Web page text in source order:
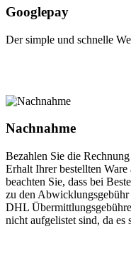
Googlepay
Der simple und schnelle
Nachnahme
Bezahlen Sie die
Erhalt Ihrer bestellten
beachten Sie, dass bei
zu den
DHL
nicht aufgelistet sind, da es